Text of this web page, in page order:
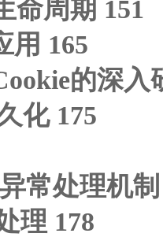
命周期 151
用 165
的深入
化 175
常处理机制
理 178